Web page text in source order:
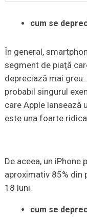
cum se
În general,
segment de piaţă
depreciază mai
probabil singurul
care Apple lansează
este una foarte
De aceea, un iPhone
aproximativ 85% din
18 luni.
cum se